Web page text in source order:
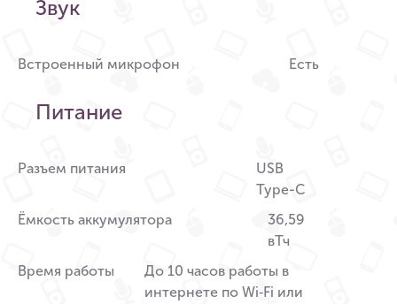
Звук
Встроенный микрофон Есть
Питание
Разъем питания
USB
Type-C
Ёмкость аккумулятора
36,59
вТч
Время работы
До 10 часов работы в
интернете по Wi‑Fi или